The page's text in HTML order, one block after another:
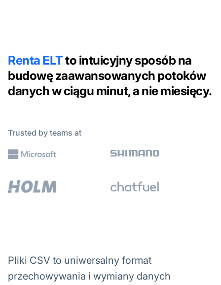
Renta ELTto intuicyjny sposób na
budowę zaawansowanych potoków
danych w ciągu minut, a nie miesięcy.
Trusted by teams at
Pliki CSV to uniwersalny format
przechowywania i wymiany danych